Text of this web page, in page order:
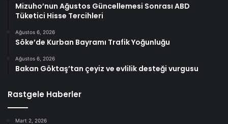
Mizuho’nun Ağustos Güncellemesi Sonrası ABD
Tüketici Hisse Tercihleri
Ağustos 6, 2026
Söke’de Kurban Bayramı Trafik Yoğunluğu
Ağustos 6, 2026
Bakan Göktaş’tan çeyiz ve evlilik desteği vurgusu
Rastgele Haberler
Mart 2, 2026